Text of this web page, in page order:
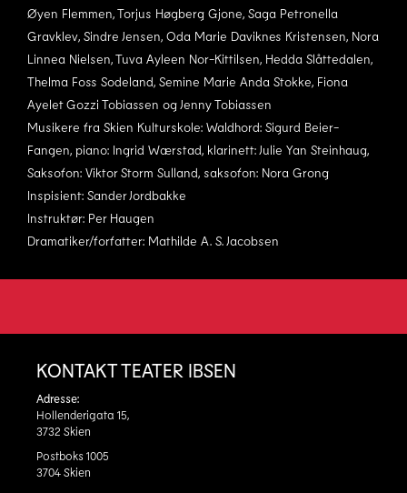
Øyen Flemmen, Torjus Høgberg Gjone, Saga Petronella
Gravklev, Sindre Jensen, Oda Marie Daviknes Kristensen, Nora
Linnea Nielsen, Tuva Ayleen Nor-Kittilsen, Hedda Slåttedalen,
Thelma Foss Sodeland, Semine Marie Anda Stokke, Fiona
Ayelet Gozzi Tobiassen og Jenny Tobiassen
Musikere fra Skien Kulturskole: Waldhord: Sigurd Beier-
Fangen, piano: Ingrid Wærstad, klarinett: Julie Yan Steinhaug,
Saksofon: Viktor Storm Sulland, saksofon: Nora Grong
Inspisient: Sander Jordbakke
Instruktør: Per Haugen
Dramatiker/forfatter: Mathilde A. S. Jacobsen
KONTAKT TEATER IBSEN
Adresse:
Hollenderigata 15,
3732 Skien
Postboks 1005
3704 Skien